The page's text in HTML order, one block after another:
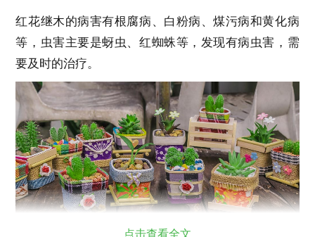
红花继木的病害有根腐病、白粉病、煤污病和黄化病
等，虫害主要是蚜虫、红蜘蛛等，发现有病虫害，需
要及时的治疗。
点击查看全文